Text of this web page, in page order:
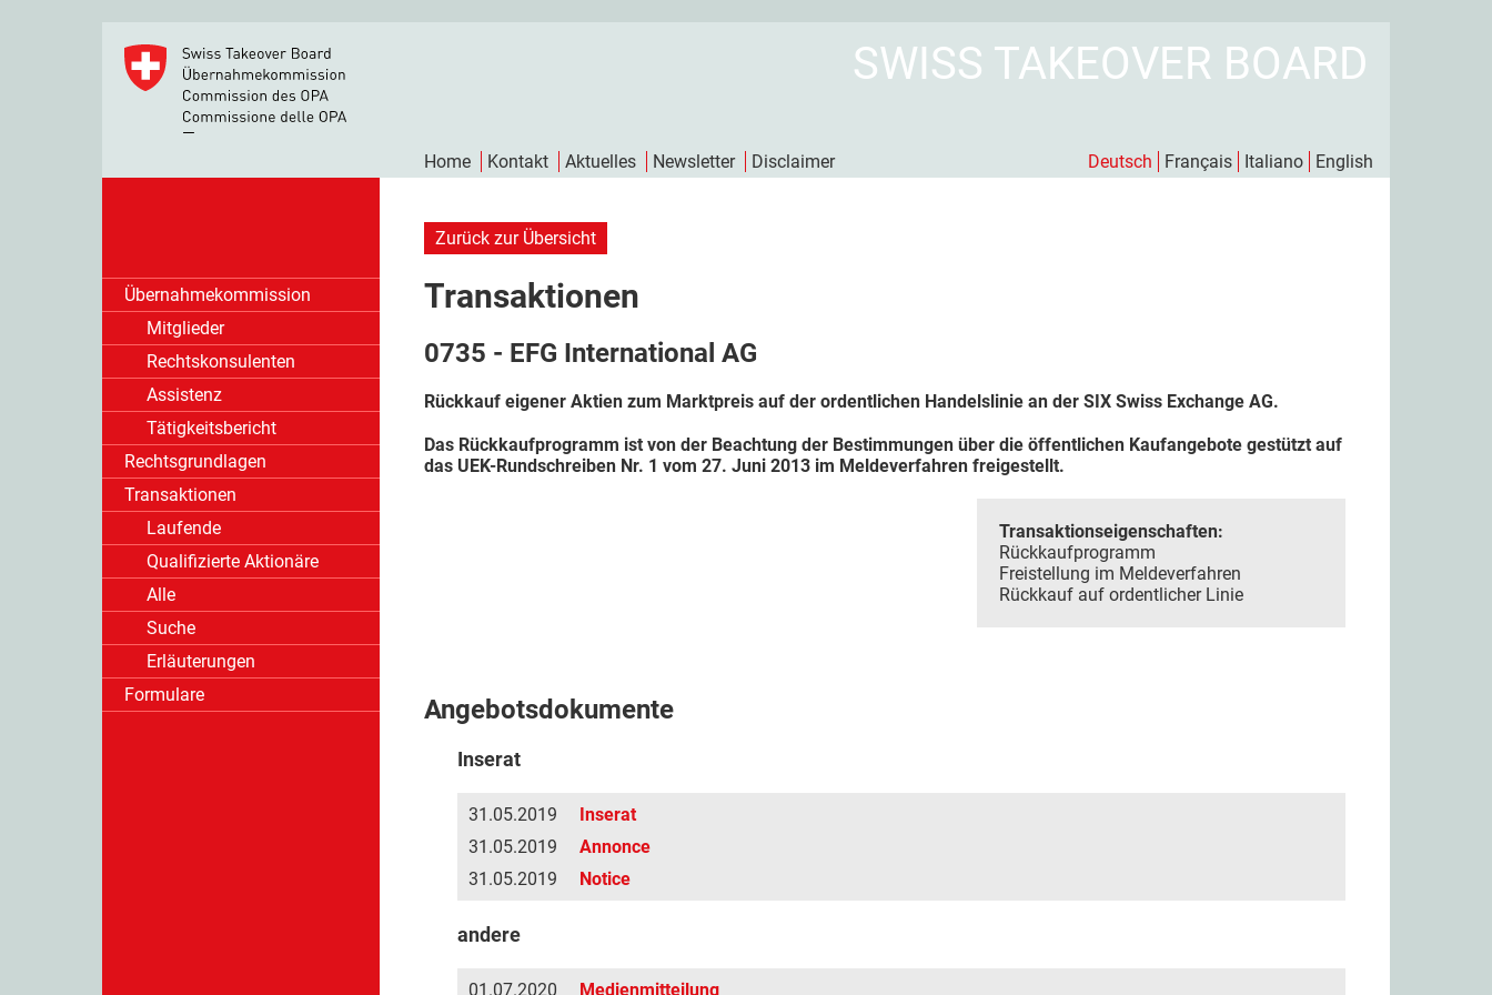
SWISS TAKEOVER BOARD
Home Kontakt Aktuelles Newsletter Disclaimer Deutsch Français Italiano English
Übernahmekommission
Mitglieder
Rechtskonsulenten
Assistenz
Tätigkeitsbericht
Rechtsgrundlagen
Transaktionen
Laufende
Qualifizierte Aktionäre
Alle
Suche
Erläuterungen
Formulare
Zurück zur Übersicht
Transaktionen
0735 - EFG International AG
Rückkauf eigener Aktien zum Marktpreis auf der ordentlichen Handelslinie an der SIX Swiss Exchange AG.
Das Rückkaufprogramm ist von der Beachtung der Bestimmungen über die öffentlichen Kaufangebote gestützt auf
das UEK-Rundschreiben Nr. 1 vom 27. Juni 2013 im Meldeverfahren freigestellt.
Transaktionseigenschaften:
Rückkaufprogramm
Freistellung im Meldeverfahren
Rückkauf auf ordentlicher Linie
Angebotsdokumente
Inserat
31.05.2019
Inserat
31.05.2019
Annonce
31.05.2019
Notice
andere
01.07.2020 Medienmitteilung